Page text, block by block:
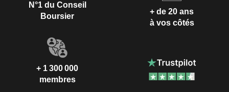
N°1 du Conseil
Boursier
+ de 20 ans
à vos côtés
+ 1 300 000
membres